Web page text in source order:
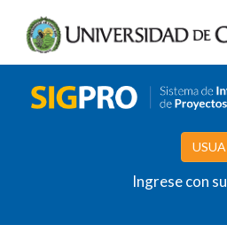
Ingrese con